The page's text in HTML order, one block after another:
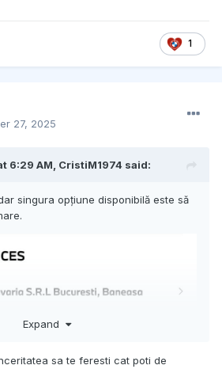
1
27, 2025
6:29 AM, CristiM1974 said:
singura opțiune disponibilă este să
Expand
sa te feresti cat poti de